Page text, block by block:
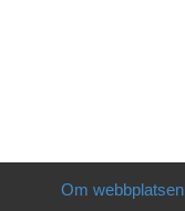
Om webbplatsen